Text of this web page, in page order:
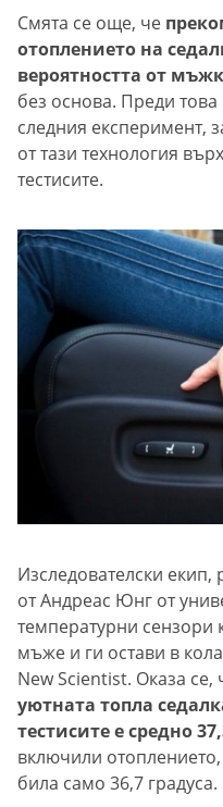
Смята се още, че
отоплението на
вероятността от
без основа. Преди
следния експеримент,
от тази технология
тестисите.
Изследователски екип,
от Андреас Юнг от
температурни сензори
мъже и ги остави в
New Scientist. Оказа се,
уютната топла
тестисите е средно
включили
била само 36,7 градуса.